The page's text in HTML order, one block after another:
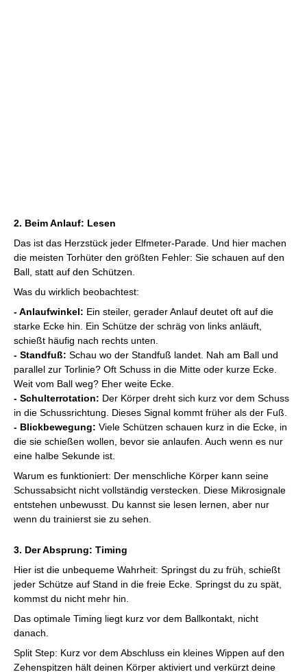
2. Beim Anlauf: Lesen
Das ist das Herzstück jeder Elfmeter-Parade. Und hier machen
die meisten Torhüter den größten Fehler: Sie schauen auf den
Ball, statt auf den Schützen.
Was du wirklich beobachtest:
- Anlaufwinkel: Ein steiler, gerader Anlauf deutet oft auf die
starke Ecke hin. Ein Schütze der schräg von links anläuft,
schießt häufig nach rechts unten.
- Standfuß: Schau wo der Standfuß landet. Nah am Ball und
parallel zur Torlinie? Oft Schuss in die Mitte oder kurze Ecke.
Weit vom Ball weg? Eher weite Ecke.
- Schulterrotation: Der Körper dreht sich kurz vor dem Schuss
in die Schussrichtung. Dieses Signal kommt früher als der Fuß.
- Blickbewegung: Viele Schützen schauen kurz in die Ecke, in
die sie schießen wollen, bevor sie anlaufen. Auch wenn es nur
eine halbe Sekunde ist.
Warum es funktioniert: Der menschliche Körper kann seine
Schussabsicht nicht vollständig verstecken. Diese Mikrosignale
entstehen unbewusst. Du kannst sie lesen lernen, aber nur
wenn du trainierst sie zu sehen.
3. Der Absprung: Timing
Hier ist die unbequeme Wahrheit: Springst du zu früh, schießt
jeder Schütze auf Stand in die freie Ecke. Springst du zu spät,
kommst du nicht mehr hin.
Das optimale Timing liegt kurz vor dem Ballkontakt, nicht
danach.
Split Step: Kurz vor dem Abschluss ein kleines Wippen auf den
Zehenspitzen hält deinen Körper aktiviert und verkürzt deine